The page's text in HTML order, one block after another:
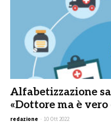
Alfabetizzazione
«Dottore ma è vero
redazione - 10 Ott 2022